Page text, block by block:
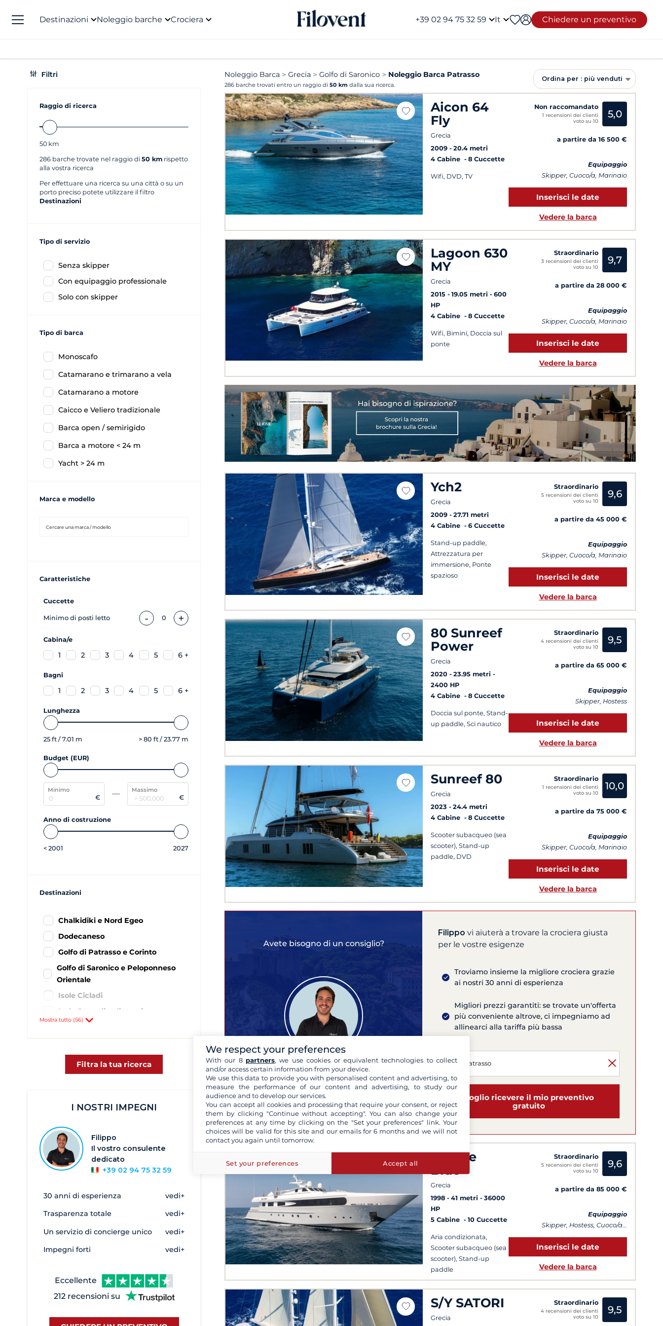
Destinazioni Noleggio barche Crociera +39 02 94 75 32 59 It Chiedere un preventivo
Filtri
Raggio di ricerca
50 km
286 barche trovate nel raggio di 50 km rispetto
alla vostra ricerca
Per effettuare una ricerca su una città o su un
porto preciso potete utilizzare il filtro
Destinazioni
Tipo di servizio
Senza skipper
Con equipaggio professionale
Solo con skipper
Tipo di barca
Monoscafo
Catamarano e trimarano a vela
Catamarano a motore
Caicco e Veliero tradizionale
Barca open / semirigido
Barca a motore < 24 m
Yacht > 24 m
Marca e modello
Caratteristiche
Cuccette
Minimo di posti letto - 0 +
Cabina/e
1 2 3 4 5 6 +
Bagni
1 2 3 4 5 6 +
Lunghezza
25 ft / 7.01 m > 80 ft / 23.77 m
Budget (EUR)
Minimo
€
Massimo
€
Anno di costruzione
< 2001 2027
Destinazioni
Chalkidiki e Nord Egeo
Dodecaneso
Golfo di Patrasso e Corinto
Golfo di Saronico e Peloponneso
Orientale
Isole Cicladi
Isole Sporadi e dintorni
Aigeiros- port Fanari
Atene
Corfù
Creta
Egina
Eleusis
Evia - Oreoi
Galatas
Heraklion
Kavala
Keramoti
Mostra tutto (56)
Filtra la tua ricerca
I NOSTRI IMPEGNI
Filippo
Il vostro consulente
dedicato
+39 02 94 75 32 59
30 anni di esperienza vedi+
Trasparenza totale vedi+
Un servizio di concierge unico vedi+
Impegni forti vedi+
Eccellente
212 recensioni su
Noleggio Barca Grecia Golfo di Saronico Noleggio Barca Patrasso
286 barche trovati entro un raggio di 50 km dalla sua ricerca.
Ordina per : più venduti
Aicon 64
Fly
Grecia
2009
20.4 metri
4 Cabine
8 Cuccette
Wifi, DVD, TV
Non raccomandato
1 recensioni dei clienti
voto su 10
5,0
a partire da 16 500 €
Equipaggio
Skipper, Cuoco/a, Marinaio
Inserisci le date
Vedere la barca
Lagoon 630
MY
Grecia
2015
19.05 metri
600
HP
4 Cabine
8 Cuccette
Wifi, Bimini, Doccia sul
ponte
Straordinario
3 recensioni dei clienti
voto su 10
9,7
a partire da 28 000 €
Equipaggio
Skipper, Cuoco/a, Marinaio
Inserisci le date
Vedere la barca
Ych2
Grecia
2009
27.71 metri
4 Cabine
6 Cuccette
Stand-up paddle,
Attrezzatura per
immersione, Ponte
spazioso
Straordinario
5 recensioni dei clienti
voto su 10
9,6
a partire da 45 000 €
Equipaggio
Skipper, Cuoco/a, Marinaio
Inserisci le date
Vedere la barca
80 Sunreef
Power
Grecia
2020
23.95 metri
2400 HP
4 Cabine
8 Cuccette
Doccia sul ponte, Stand-
up paddle, Sci nautico
Straordinario
4 recensioni dei clienti
voto su 10
9,5
a partire da 65 000 €
Equipaggio
Skipper, Hostess
Inserisci le date
Vedere la barca
Sunreef 80
Grecia
2023
24.4 metri
4 Cabine
8 Cuccette
Scooter subacqueo (sea
scooter), Stand-up
paddle, DVD
Straordinario
1 recensioni dei clienti
voto su 10
10,0
a partire da 75 000 €
Equipaggio
Skipper, Cuoco/a, Marinaio
Inserisci le date
Vedere la barca
Avete bisogno di un consiglio?
Filippo
esperto delle tue crociere
Filippo vi aiuterà a trovare la crociera giusta
per le vostre esigenze
Troviamo insieme la migliore crociera grazie
ai nostri 30 anni di esperienza
Migliori prezzi garantiti: se trovate un'offerta
più conveniente altrove, ci impegniamo ad
allinearci alla tariffa più bassa
Voglio ricevere il mio preventivo
gratuito
Sophie
Grecia
1998
41 metri
36000
HP
5 Cabine
10 Cuccette
Aria condizionata,
Scooter subacqueo (sea
scooter), Stand-up
paddle
giorni
Straordinario
5 recensioni dei clienti
voto su 10
9,6
a partire da 85 000 €
Equipaggio
Skipper, Hostess, Cuoco/a...
Inserisci le date
Vedere la barca
S/Y SATORI
Grecia
Straordinario
4 recensioni dei clienti
voto su 10
9,5
We respect your preferences
With our 8 partners, we use cookies or equivalent technologies to collect
and/or access certain information from your device.
We use this data to provide you with personalised content and advertising, to
measure the performance of our content and advertising, to study our
audience and to develop our services.
You can accept all cookies and processing that require your consent, or reject
them by clicking "Continue without accepting". You can also change your
preferences at any time by clicking on the "Set your preferences" link. Your
choices will be valid for this site and our emails for 6 months and we will not
contact you again until tomorrow.
Set your preferences Accept all